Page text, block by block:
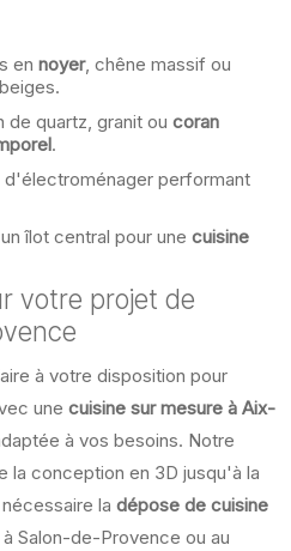
ennoyer, chêne massif ou
de quartz, granit oucoran
.
d'électroménager performant
îlot central pour unecuisine
votre projet de
à votre disposition pour
unecuisine sur mesure à Aix-
à vos besoins. Notre
la conception en 3D jusqu'à la
nécessaire ladépose de cuisine
Salon-de-Provence ou au